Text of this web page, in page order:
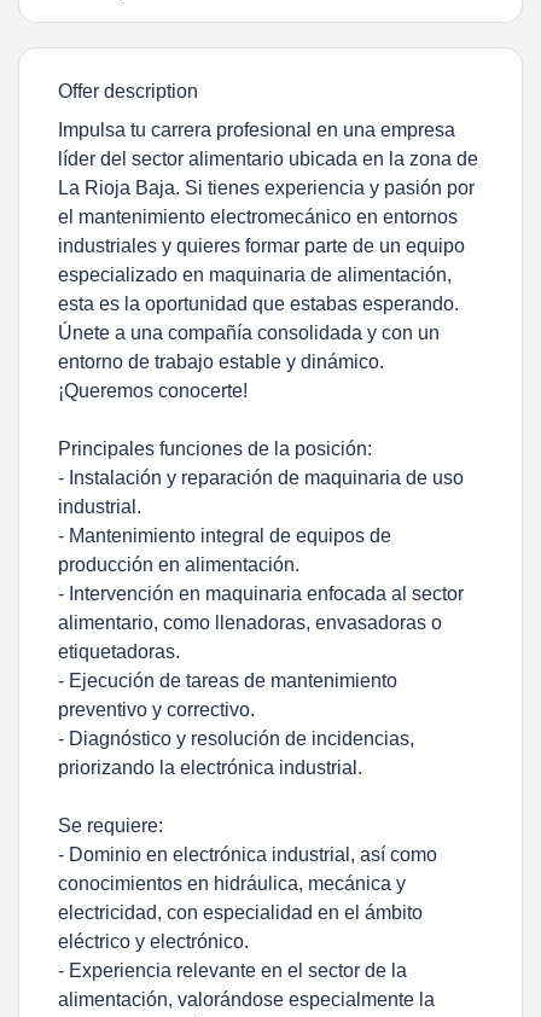
Offer description
Impulsa tu carrera profesional en una empresa
líder del sector alimentario ubicada en la zona de
La Rioja Baja. Si tienes experiencia y pasión por
el mantenimiento electromecánico en entornos
industriales y quieres formar parte de un equipo
especializado en maquinaria de alimentación,
esta es la oportunidad que estabas esperando.
Únete a una compañía consolidada y con un
entorno de trabajo estable y dinámico.
¡Queremos conocerte!
Principales funciones de la posición:
- Instalación y reparación de maquinaria de uso
industrial.
- Mantenimiento integral de equipos de
producción en alimentación.
- Intervención en maquinaria enfocada al sector
alimentario, como llenadoras, envasadoras o
etiquetadoras.
- Ejecución de tareas de mantenimiento
preventivo y correctivo.
- Diagnóstico y resolución de incidencias,
priorizando la electrónica industrial.
Se requiere:
- Dominio en electrónica industrial, así como
conocimientos en hidráulica, mecánica y
electricidad, con especialidad en el ámbito
eléctrico y electrónico.
- Experiencia relevante en el sector de la
alimentación, valorándose especialmente la